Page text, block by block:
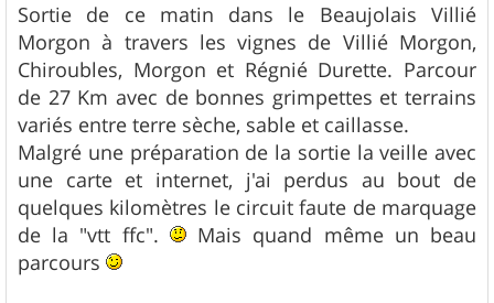
s
s
a
g
e
Sortie de ce matin dans le Beaujolais Villié
Morgon à travers les vignes de Villié Morgon,
Chiroubles, Morgon et Régnié Durette. Parcour
de 27 Km avec de bonnes grimpettes et terrains
variés entre terre sèche, sable et caillasse.
Malgré une préparation de la sortie la veille avec
une carte et internet, j'ai perdus au bout de
quelques kilomètres le circuit faute de marquage
de la "vtt ffc".
Mais quand même un beau
parcours